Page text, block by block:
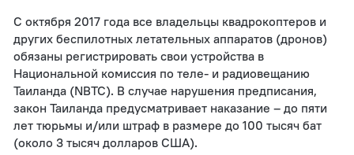
С октября 2017 года все владельцы квадрокоптеров и
других беспилотных летательных аппаратов (дронов)
обязаны регистрировать свои устройства в
Национальной комиссия по теле- и радиовещанию
Таиланда (NBTC). В случае нарушения предписания,
закон Таиланда предусматривает наказание – до пяти
лет тюрьмы и/или штраф в размере до 100 тысяч бат
(около 3 тысяч долларов США).